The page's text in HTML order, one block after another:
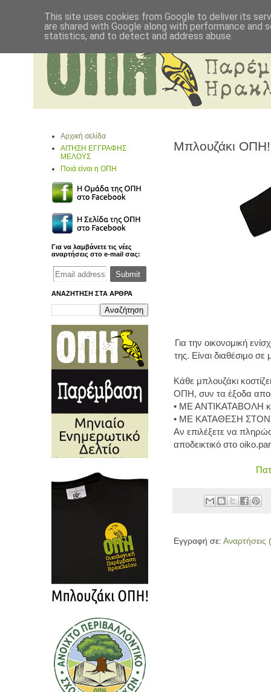
Μπλουζάκι ΟΠΗ!
Για την οικονομική
της. Είναι διαθέσιμο
Κάθε μπλουζάκι
ΟΠΗ, συν τα έξοδα
• ΜΕ ΑΝΤΙΚΑΤΑΒΟΛΗ
• ΜΕ ΚΑΤΑΘΕΣΗ ΣΤΟΝ
Αν επιλέξετε να
αποδεικτικό στο
Εγγραφή σε: Αναρτήσεις
Αρχική σελίδα
ΑΙΤΗΣΗ ΕΓΓΡΑΦΗΣ
ΜΕΛΟΥΣ
Ποιά είναι η ΟΠΗ
Για να λαμβάνετε τις νέες
αναρτήσεις στο e-mail σας:
ΑΝΑΖΗΤΗΣΗ ΣΤΑ ΑΡΘΡΑ
This site uses cookies from Google to deliver its
are shared with Google along with performance
statistics, and to detect and address abuse.